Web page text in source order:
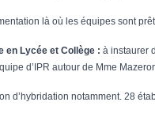
là où les équipes sont
en Lycée et Collège : à instaurer
d’IPR autour de Mme
d’hybridation notamment. 28